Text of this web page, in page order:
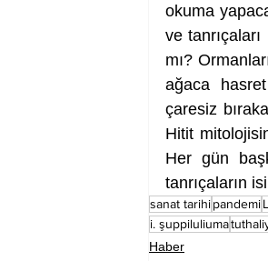
okuma
ve
mı?
ağaca
çaresiz
Hitit
Her gün
tanrıçaların
sanat tarihipandemi
i. şuppiluliuma
Haber